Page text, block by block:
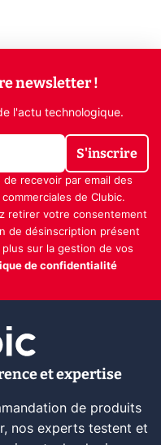
newsletter !
l'actu technologique.
S'inscrire
de recevoir par email des
de Clubic.
retirer votre consentement
de désinscription présent
sur la gestion de vos
de confidentialité
et expertise
de produits
nos experts testent et